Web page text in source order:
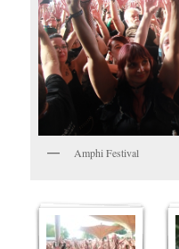
Amphi Festival